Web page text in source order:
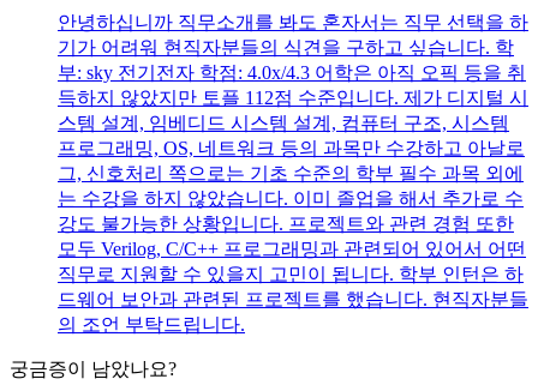
안녕하십니까 직무소개를 봐도 혼자서는 직무 선택을 하
기가 어려워 현직자분들의 식견을 구하고 싶습니다. 학
부: sky 전기전자 학점: 4.0x/4.3 어학은 아직 오픽 등을 취
득하지 않았지만 토플 112점 수준입니다. 제가 디지털 시
스템 설계, 임베디드 시스템 설계, 컴퓨터 구조, 시스템
프로그래밍, OS, 네트워크 등의 과목만 수강하고 아날로
그, 신호처리 쪽으로는 기초 수준의 학부 필수 과목 외에
는 수강을 하지 않았습니다. 이미 졸업을 해서 추가로 수
강도 불가능한 상황입니다. 프로젝트와 관련 경험 또한
모두 Verilog, C/C++ 프로그래밍과 관련되어 있어서 어떤
직무로 지원할 수 있을지 고민이 됩니다. 학부 인턴은 하
드웨어 보안과 관련된 프로젝트를 했습니다. 현직자분들
의 조언 부탁드립니다.
궁금증이 남았나요?